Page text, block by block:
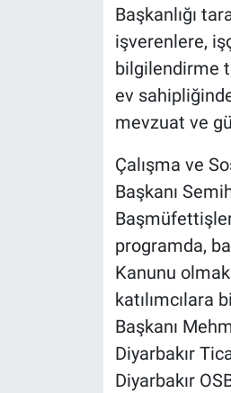
Başkanlığı
işverenlere,
bilgilendirme
ev
mevzuat ve
Çalışma ve
Başkanı
programda,
Kanunu
katılımcılara
Başkanı
Diyarbakır
Diyarbakır